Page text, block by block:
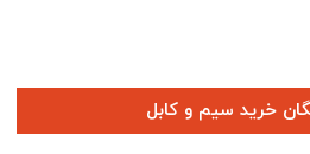
خرید سیم و کابل